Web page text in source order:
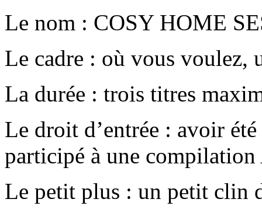
Le nom : COSY HOME
Le cadre : où vous voulez,
La durée : trois titres
Le droit d’entrée : avoir
participé à une
Le petit plus : un petit clin